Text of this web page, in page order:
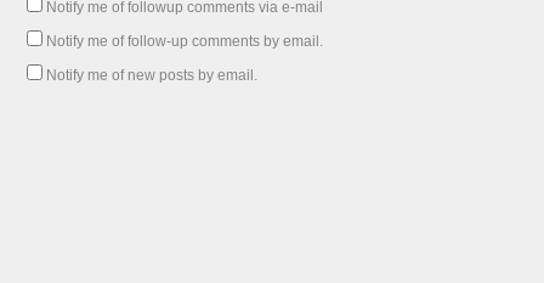
Notify me of followup comments via e-mail
Notify me of follow-up comments by email.
Notify me of new posts by email.